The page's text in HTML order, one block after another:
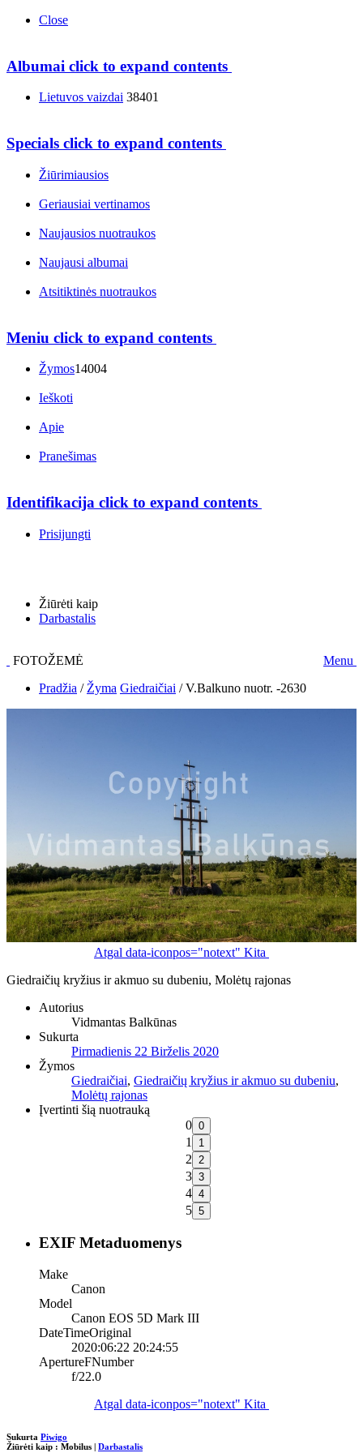
Close
Albumai click to expand contents
Lietuvos vaizdai 38401
Specials click to expand contents
Žiūrimiausios
Geriausiai vertinamos
Naujausios nuotraukos
Naujausi albumai
Atsitiktinės nuotraukos
Meniu click to expand contents
Žymos14004
Ieškoti
Apie
Pranešimas
Identifikacija click to expand contents
Prisijungti
Žiūrėti kaip
Darbastalis
FOTOŽEMĖ
Menu
Pradžia / Žyma Giedraičiai /V.Balkuno nuotr. -2630
Atgal data-iconpos="notext" Kita
Giedraičių kryžius ir akmuo su dubeniu, Molėtų rajonas
Autorius
Vidmantas Balkūnas
Sukurta
Pirmadienis 22 Birželis 2020
Žymos
Giedraičiai, Giedraičių kryžius ir akmuo su dubeniu,
Molėtų rajonas
Įvertinti šią nuotrauką
0
1
2
3
4
5
EXIF Metaduomenys
Make
Canon
Model
Canon EOS 5D Mark III
DateTimeOriginal
2020:06:22 20:24:55
ApertureFNumber
f/22.0
Atgal data-iconpos="notext" Kita
Sukurta Piwigo
Žiūrėti kaip : Mobilus | Darbastalis